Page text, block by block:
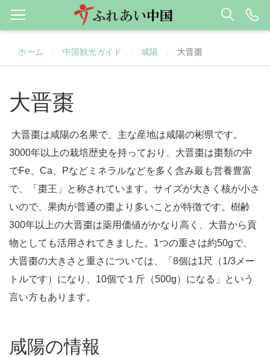
ホーム / 中国観光ガイド / 咸陽 / 大晋棗
大晋棗
大晋棗は咸陽の名果で、主な産地は咸陽の彬県です。
3000年以上の栽培歴史を持っており、大晋棗は棗類の中
でFe、Ca、Pなどミネラルなどを多く含み最も営養豊富
で、「棗王」と称されています。サイズが大きく核が小さ
いので、果肉が普通の棗より多いことが特徴です。樹齢
300年以上の大晋棗は薬用価値がかなり高く、大昔から貢
物としても活用されてきました。1つの重さは約50gで、
大晋棗の大きさと重さについては、「8個は1尺（1/3メー
トルです）になり、10個で１斤（500g）になる」という
言い方もあります。
咸陽の情報